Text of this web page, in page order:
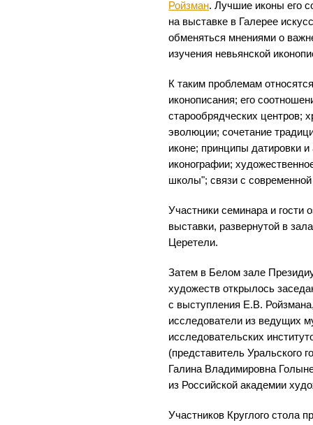
Ройзман. Лучшие иконы его
на выставке в Галерее
обменяться мнениями о
изучения невьянской
К таким проблемам
иконописания; его
старообрядческих центров;
эволюции; сочетание
иконе; принципы датировки
иконографии;
школы"; связи с современной
Участники семинара и гости
выставки, развернутой в
Церетели.
Затем в Белом зале
художеств открылось
с выступления Е.В.
исследователи из ведущих
исследовательских
(представитель Уральского
Галина Владимировна
из Российской академии
Участников Круглого стола